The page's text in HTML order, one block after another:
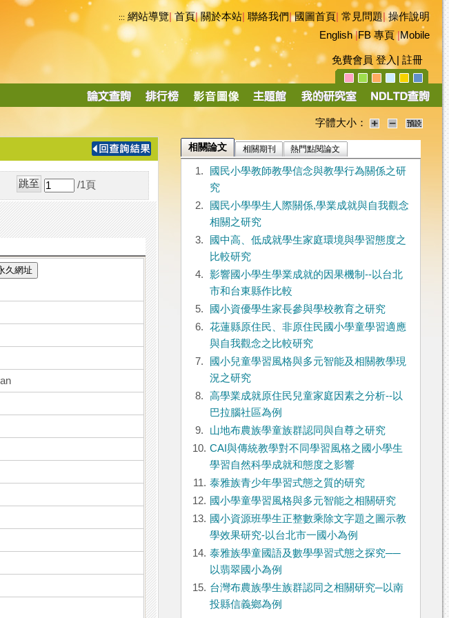
::: 網站導覽|首頁|關於本站 聯絡我們|國圖首頁 常見問題|操作說明
English|FB 專頁|Mobile
免費會員 登入 註冊
導
字體大小：
/1 頁
久網址
相關論文 相關期刊 熱門點閱論文
1.
國民小學教師教學信念與教學行為關係之研
究
2.
國民小學學生人際關係,學業成就與自我觀念
相關之研究
3.
國中高、低成就學生家庭環境與學習態度之
比較研究
4.
影響國小學生學業成就的因果機制--以台北
市和台東縣作比較
5.
國小資優學生家長參與學校教育之研究
6.
花蓮縣原住民、非原住民國小學童學習適應
與自我觀念之比較研究
7.
國小兒童學習風格與多元智能及相關教學現
況之研究
8.
高學業成就原住民兒童家庭因素之分析--以
巴拉腦社區為例
9.
山地布農族學童族群認同與自尊之研究
10. CAI與傳統教學對不同學習風格之國小學生
學習自然科學成就和態度之影響
11. 泰雅族青少年學習式態之質的研究
12. 國小學童學習風格與多元智能之相關研究
13. 國小資源班學生正整數乘除文字題之圖示教
學效果研究-以台北市一國小為例
14. 泰雅族學童國語及數學學習式態之探究──
以翡翠國小為例
15. 台灣布農族學生族群認同之相關研究─以南
投縣信義鄉為例